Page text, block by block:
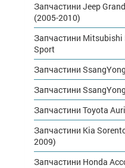
Запчастини Jeep
(2005-2010)
Запчастини Mitsubishi
Sport
Запчастини
Запчастини
Запчастини Toyota
Запчастини Kia
2009)
Запчастини Honda